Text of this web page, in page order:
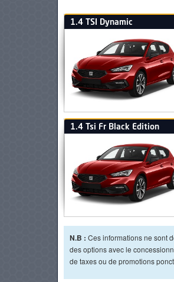
1.4 TSI Dynamic
1.4 Tsi Fr Black Edition
N.B : Ces informations ne sont
des options avec le
de taxes ou de promotions